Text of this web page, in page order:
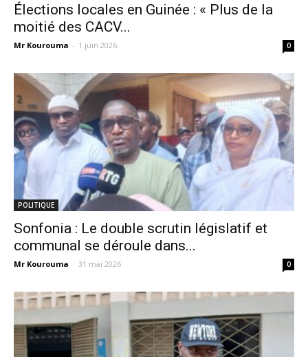
Élections locales en Guinée : « Plus de la
moitié des CACV...
Mr Kourouma - 1 juin 2026 0
POLITIQUE
Sonfonia : Le double scrutin législatif et
communal se déroule dans...
Mr Kourouma - 31 mai 2026 0